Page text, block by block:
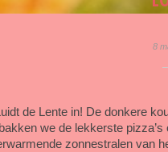
8
de Lente in! De donkere
we de lekkerste
zonnestralen van